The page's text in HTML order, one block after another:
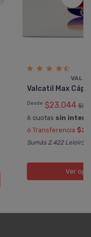
Valcatil Max
Desde $23.044
6 cuotas sin
ó Transferencia
Sumás 2.422 Leloir$
Ver